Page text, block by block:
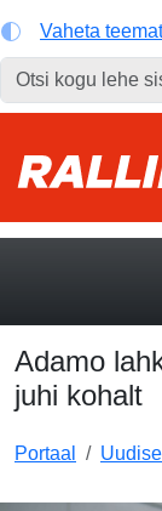
Vaheta teemat
Adamo
juhi kohalt
Portaal